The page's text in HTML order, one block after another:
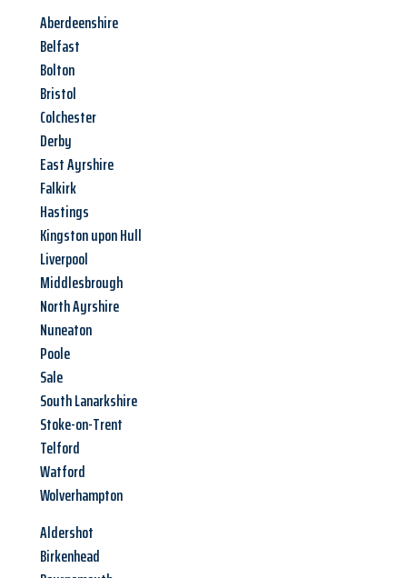
Aberdeenshire
Belfast
Bolton
Bristol
Colchester
Derby
East Ayrshire
Falkirk
Hastings
Kingston upon Hull
Liverpool
Middlesbrough
North Ayrshire
Nuneaton
Poole
Sale
South Lanarkshire
Stoke-on-Trent
Telford
Watford
Wolverhampton
Aldershot
Birkenhead